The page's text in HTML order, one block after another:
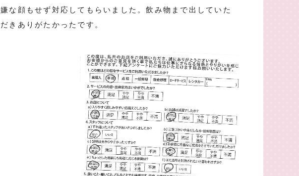
嫌な顔もせず対応してもらいました。飲み物まで出していた
だきありがたかったです。